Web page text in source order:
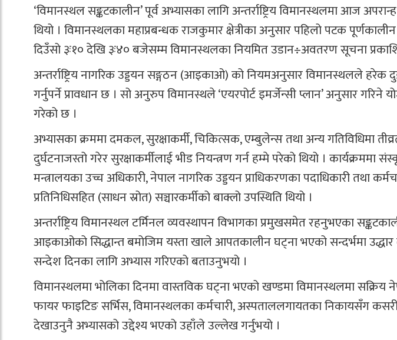
‘विमानस्थल सङ्कटकालीन’ पूर्व अभ्यासका लागि अन्तर्राष्ट्रिय विमानस्थलमा आज
थियो । विमानस्थलका महाप्रबन्धक राजकुमार क्षेत्रीका अनुसार पहिलो पटक
दिउँसो ३ः१० देखि ३ः४० बजेसम्म विमानस्थलका नियमित उडान÷अवतरण सूचना
अन्तर्राष्ट्रिय नागरिक उड्डयन सङ्गठन (आइकाओ) को नियमअनुसार विमानस्थलले हरेक
गर्नुपर्ने प्रावधान छ । सो अनुरुप विमानस्थले ‘एयरपोर्ट इमर्जेन्सी प्लान’ अनुसार
गरेको छ ।
अभ्यासका क्रममा दमकल, सुरक्षाकर्मी, चिकित्सक, एम्बुलेन्स तथा अन्य गतिविधिमा
दुर्घटनाजस्तो गरेर सुरक्षाकर्मीलाई भीड नियन्त्रण गर्न हम्मे परेको थियो । कार्यक्रममा
मन्त्रालयका उच्च अधिकारी, नेपाल नागरिक उड्डयन प्राधिकरणका पदाधिकारी तथा
प्रतिनिधिसहित (साधन स्रोत) सञ्चारकर्मीको बाक्लो उपस्थिति थियो ।
अन्तर्राष्ट्रिय विमानस्थल टर्मिनल व्यवस्थापन विभागका प्रमुखसमेत रहनुभएका
आइकाओको सिद्धान्त बमोजिम यस्ता खाले आपतकालीन घट्ना भएको सन्दर्भमा उद्धार
सन्देश दिनका लागि अभ्यास गरिएको बताउनुभयो ।
विमानस्थलमा भोलिका दिनमा वास्तविक घट्ना भएको खण्डमा विमानस्थलमा सक्रिय
फायर फाइटिङ सर्भिस, विमानस्थलका कर्मचारी, अस्पताललगायतका निकायसँग
देखाउनुनै अभ्यासको उद्देश्य भएको उहाँले उल्लेख गर्नुभयो ।